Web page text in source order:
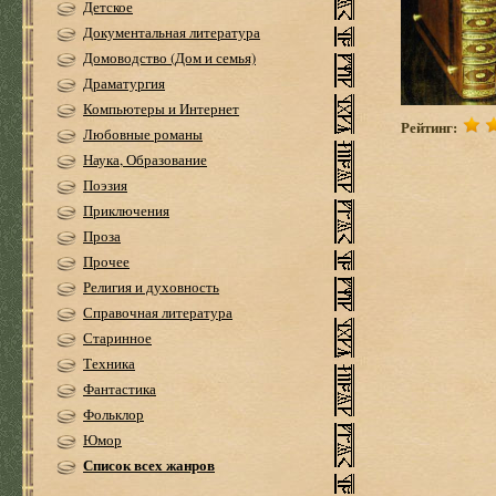
Детское
Документальная литература
Домоводство (Дом и семья)
Драматургия
Компьютеры и Интернет
Любовные романы
Наука, Образование
Поэзия
Приключения
Проза
Прочее
Религия и духовность
Справочная литература
Старинное
Техника
Фантастика
Фольклор
Юмор
Список всех жанров
Рейтинг: